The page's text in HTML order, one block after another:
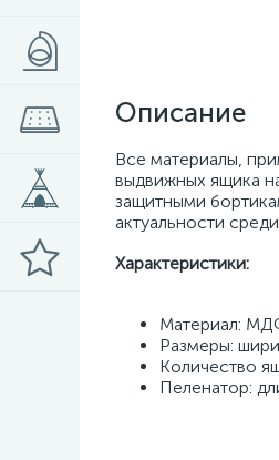
Описание
Все материалы,
выдвижных ящика
защитными
актуальности
Характеристики:
Материал:
Размеры:
Количество
Пеленатор: